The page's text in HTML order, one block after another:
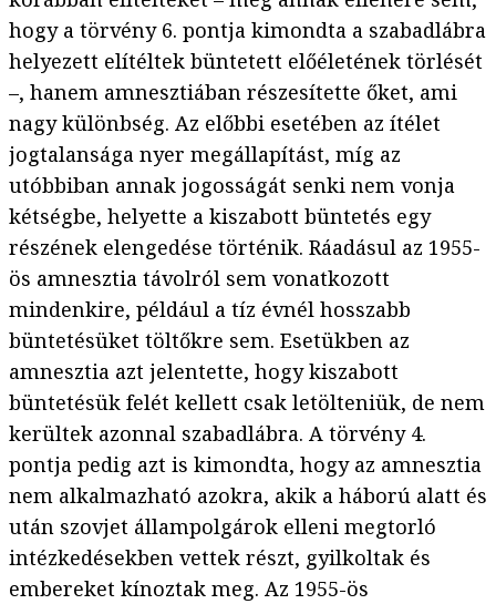
hogy a törvény 6. pontja kimondta a szabadlábra
helyezett elítéltek büntetett előéletének törlését
–, hanem amnesztiában részesítette őket, ami
nagy különbség. Az előbbi esetében az ítélet
jogtalansága nyer megállapítást, míg az
utóbbiban annak jogosságát senki nem vonja
kétségbe, helyette a kiszabott büntetés egy
részének elengedése történik. Ráadásul az 1955-
ös amnesztia távolról sem vonatkozott
mindenkire, például a tíz évnél hosszabb
büntetésüket töltőkre sem. Esetükben az
amnesztia azt jelentette, hogy kiszabott
büntetésük felét kellett csak letölteniük, de nem
kerültek azonnal szabadlábra. A törvény 4.
pontja pedig azt is kimondta, hogy az amnesztia
nem alkalmazható azokra, akik a háború alatt és
után szovjet állampolgárok elleni megtorló
intézkedésekben vettek részt, gyilkoltak és
embereket kínoztak meg. Az 1955-ös